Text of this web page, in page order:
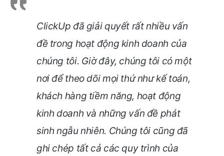
ClickUp đã giải quyết rất nhiều vấn
đề trong hoạt động kinh doanh của
chúng tôi. Giờ đây, chúng tôi có một
nơi để theo dõi mọi thứ như kế toán,
khách hàng tiềm năng, hoạt động
kinh doanh và những vấn đề phát
sinh ngẫu nhiên. Chúng tôi cũng đã
ghi chép tất cả các quy trình của